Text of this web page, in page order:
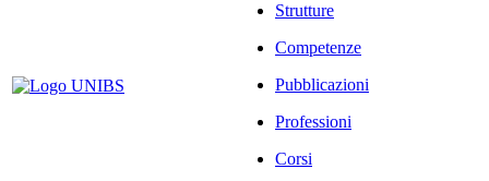
Strutture
Competenze
Pubblicazioni
Professioni
Corsi